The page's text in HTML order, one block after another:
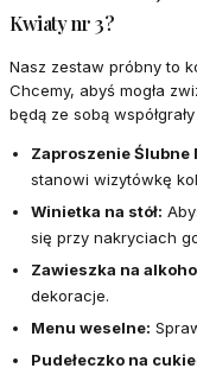
Kwiaty nr 3?
Nasz zestaw próbny to
Chcemy, abyś mogła
będą ze sobą
Zaproszenie Ślubne
stanowi wizytówkę
Winietka na stół:
się przy nakryciach
Zawieszka na
dekoracje.
Menu weselne:
Pudełeczko na